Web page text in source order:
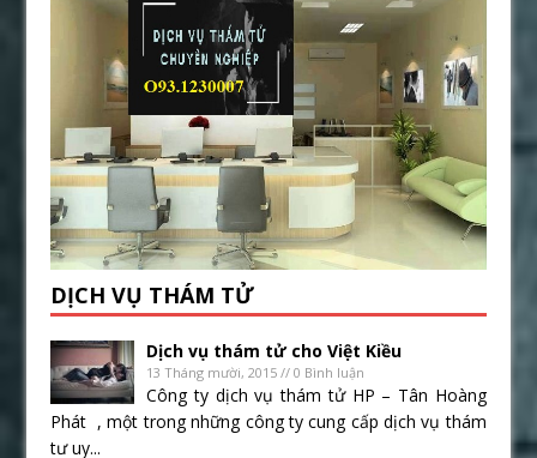
DỊCH VỤ THÁM TỬ
Dịch vụ thám tử cho Việt Kiều
13 Tháng mười, 2015 // 0 Bình luận
Công ty dịch vụ thám tử HP – Tân Hoàng
Phát , một trong những công ty cung cấp dịch vụ thám
tư uy...